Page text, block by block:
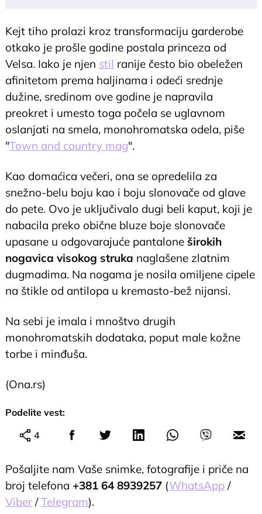
Kejt tiho prolazi kroz transformaciju garderobe
otkako je prošle godine postala princeza od
Velsa. Iako je njen stil ranije često bio obeležen
afinitetom prema haljinama i odeći srednje
dužine, sredinom ove godine je napravila
preokret i umesto toga počela se uglavnom
oslanjati na smela, monohromatska odela, piše
"Town and country mag".
Kao domaćica večeri, ona se opredelila za
snežno-belu boju kao i boju slonovače od glave
do pete. Ovo je uključivalo dugi beli kaput, koji je
nabacila preko obične bluze boje slonovače
upasane u odgovarajuće pantalone širokih
nogavica visokog struka naglašene zlatnim
dugmadima. Na nogama je nosila omiljene cipele
na štikle od antilopa u kremasto-bež nijansi.
Na sebi je imala i mnoštvo drugih
monohromatskih dodataka, poput male kožne
torbe i minđuša.
(Ona.rs)
Podelite vest:
4
Pošaljite nam Vaše snimke, fotografije i priče na
broj telefona +381 64 8939257 (WhatsApp /
Viber /Telegram).